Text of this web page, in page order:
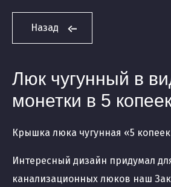
Назад
Люк чугунный в
монетки в 5
Крышка люка чугунная «5
Интересный дизайн придумал
канализационных люков наш